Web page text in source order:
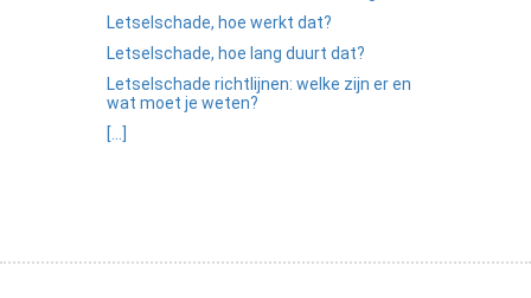
Letselschade, hoe werkt dat?
Letselschade, hoe lang duurt dat?
Letselschade richtlijnen: welke zijn er en
wat moet je weten?
[...]